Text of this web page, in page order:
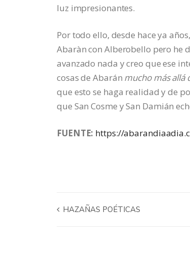
luz impresionantes.
Por todo ello, desde hace ya
Abaràn con Alberobello pero he
avanzado nada y creo que ese
cosas de Abarán mucho más allá
que esto se haga realidad y de
que San Cosme y San Damián
FUENTE: https://
HAZAÑAS POÉTICAS